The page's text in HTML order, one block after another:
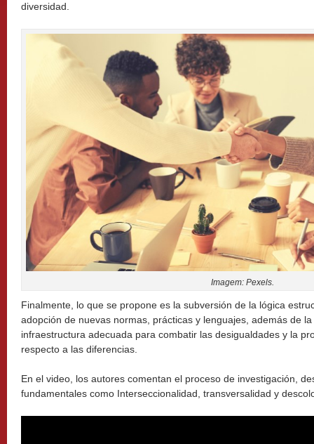
diversidad.
Imagem: Pexels.
Finalmente, lo que se propone es la subversión de la lógica
adopción de nuevas normas, prácticas y lenguajes, además de
infraestructura adecuada para combatir las desigualdades y la
respecto a las diferencias.
En el video, los autores comentan el proceso de investigación,
fundamentales como Interseccionalidad, transversalidad y